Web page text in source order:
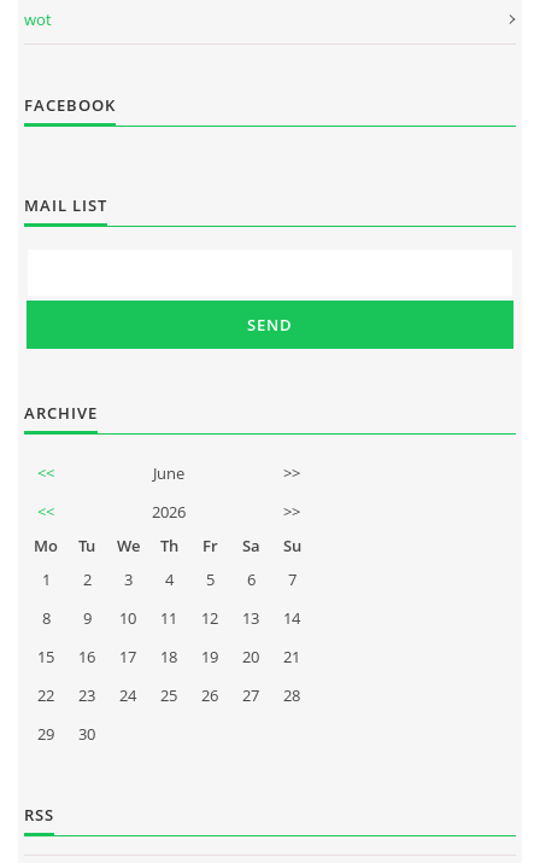
wot
FACEBOOK
MAIL LIST
ARCHIVE
<< June
>>
<<
2026
>>
Mo
Tu We Th Fr Sa
Su
1
2 3 4 5 6
7
8
9 10 11 12 13
14
15
16 17 18 19 20
21
22
23 24 25 26 27
28
29
30
RSS